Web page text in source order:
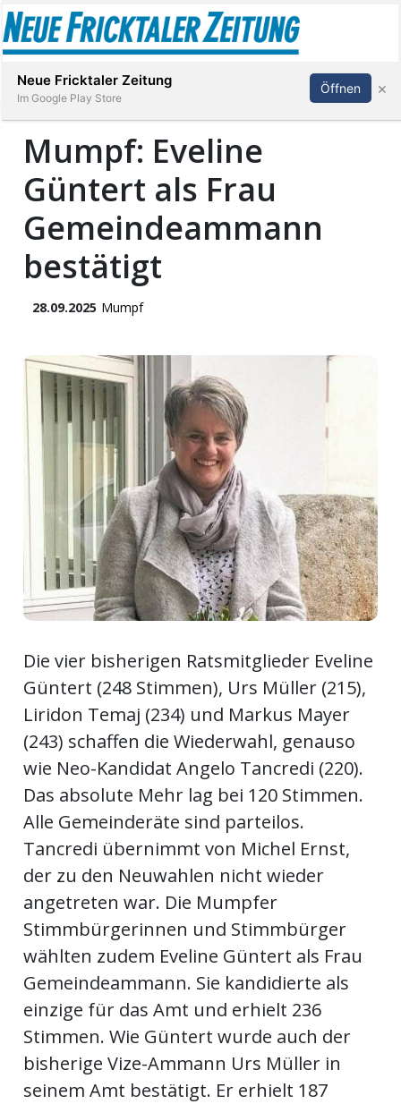
Stellen
App
Abonnieren Anmelden
Mumpf: Eveline
Güntert als Frau
Gemeindeammann
bestätigt
28.09.2025 Mumpf
Die vier bisherigen Ratsmitglieder Eveline
Güntert (248 Stimmen), Urs Müller (215),
Liridon Temaj (234) und Markus Mayer
(243) schaffen die Wiederwahl, genauso
wie Neo-Kandidat Angelo Tancredi (220).
Das absolute Mehr lag bei 120 Stimmen.
Alle Gemeinderäte sind parteilos.
Tancredi übernimmt von Michel Ernst,
der zu den Neuwahlen nicht wieder
angetreten war. Die Mumpfer
Stimmbürgerinnen und Stimmbürger
wählten zudem Eveline Güntert als Frau
Gemeindeammann. Sie kandidierte als
einzige für das Amt und erhielt 236
Stimmen. Wie Güntert wurde auch der
bisherige Vize-Ammann Urs Müller in
seinem Amt bestätigt. Er erhielt 187
Neue Fricktaler Zeitung
Im Google Play Store
Öffnen ×